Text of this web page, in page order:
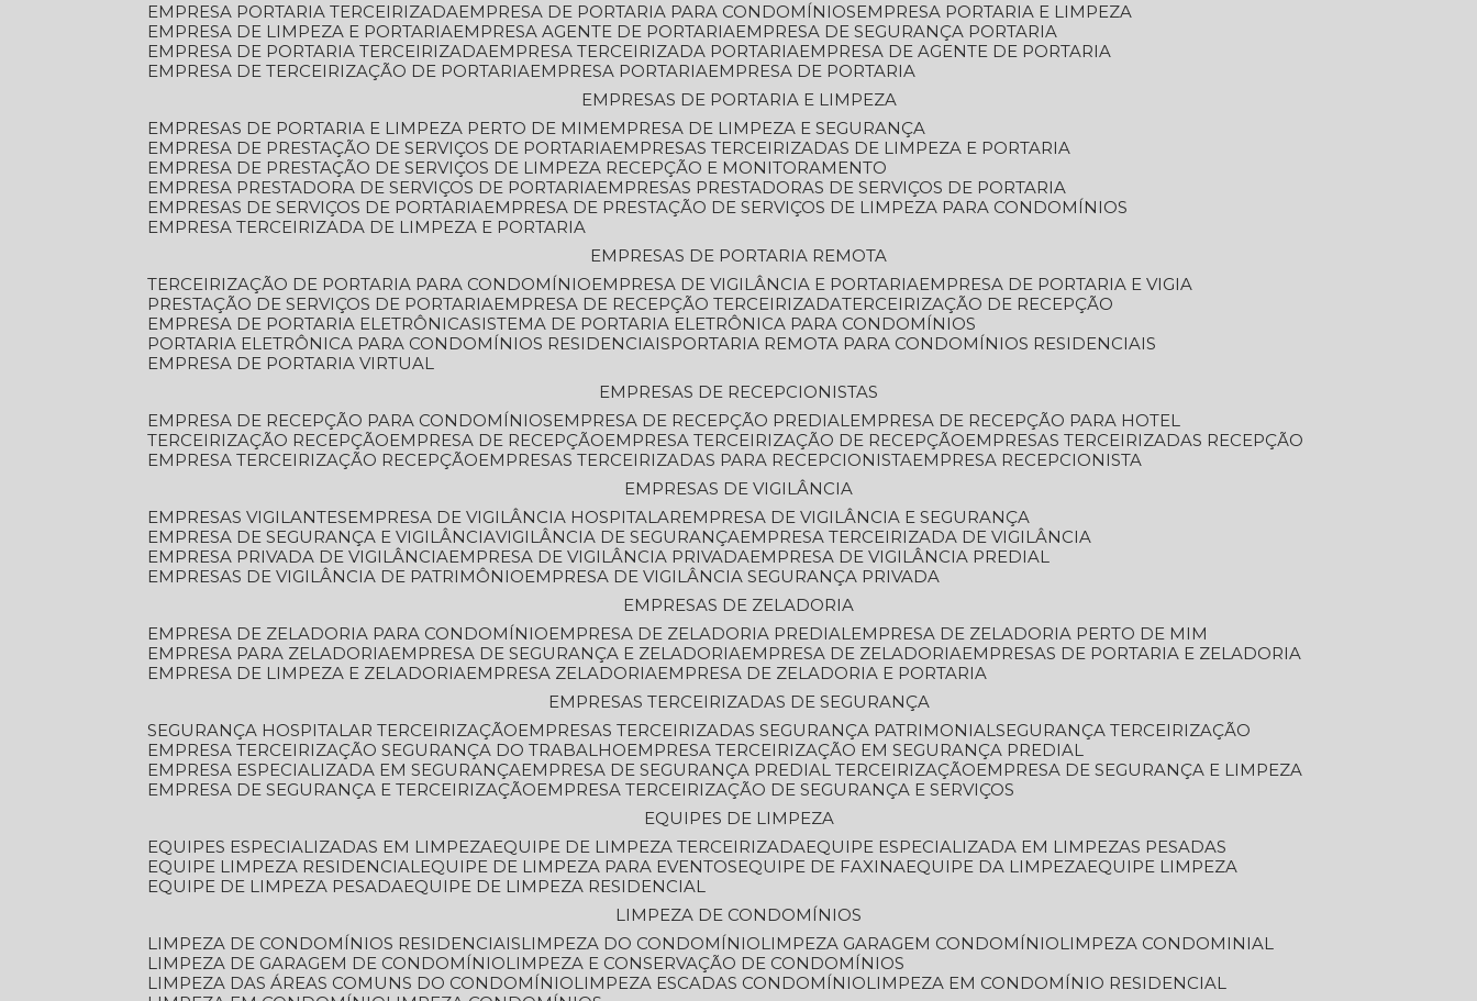
EMPRESA PORTARIA TERCEIRIZADA
EMPRESA DE PORTARIA PARA CONDOMÍNIOS
EMPRESA PORTARIA E LIMPEZA
EMPRESA DE LIMPEZA E PORTARIA
EMPRESA AGENTE DE PORTARIA
EMPRESA DE SEGURANÇA PORTARIA
EMPRESA DE PORTARIA TERCEIRIZADA
EMPRESA TERCEIRIZADA PORTARIA
EMPRESA DE AGENTE DE PORTARIA
EMPRESA DE TERCEIRIZAÇÃO DE PORTARIA
EMPRESA PORTARIA
EMPRESA DE PORTARIA
EMPRESAS DE PORTARIA E LIMPEZA
EMPRESAS DE PORTARIA E LIMPEZA PERTO DE MIM
EMPRESA DE LIMPEZA E SEGURANÇA
EMPRESA DE PRESTAÇÃO DE SERVIÇOS DE PORTARIA
EMPRESAS TERCEIRIZADAS DE LIMPEZA E PORTARIA
EMPRESA DE PRESTAÇÃO DE SERVIÇOS DE LIMPEZA RECEPÇÃO E MONITORAMENTO
EMPRESA PRESTADORA DE SERVIÇOS DE PORTARIA
EMPRESAS PRESTADORAS DE SERVIÇOS DE PORTARIA
EMPRESAS DE SERVIÇOS DE PORTARIA
EMPRESA DE PRESTAÇÃO DE SERVIÇOS DE LIMPEZA PARA CONDOMÍNIOS
EMPRESA TERCEIRIZADA DE LIMPEZA E PORTARIA
EMPRESAS DE PORTARIA REMOTA
TERCEIRIZAÇÃO DE PORTARIA PARA CONDOMÍNIO
EMPRESA DE VIGILÂNCIA E PORTARIA
EMPRESA DE PORTARIA E VIGIA
PRESTAÇÃO DE SERVIÇOS DE PORTARIA
EMPRESA DE RECEPÇÃO TERCEIRIZADA TERCEIRIZAÇÃO DE RECEPÇÃO
EMPRESA DE PORTARIA ELETRÔNICA SISTEMA DE PORTARIA ELETRÔNICA PARA CONDOMÍNIOS
PORTARIA ELETRÔNICA PARA CONDOMÍNIOS RESIDENCIAIS
PORTARIA REMOTA PARA CONDOMÍNIOS RESIDENCIAIS
EMPRESA DE PORTARIA VIRTUAL
EMPRESAS DE RECEPCIONISTAS
EMPRESA DE RECEPÇÃO PARA CONDOMÍNIOS
EMPRESA DE RECEPÇÃO PREDIAL
EMPRESA DE RECEPÇÃO PARA HOTEL
TERCEIRIZAÇÃO RECEPÇÃO
EMPRESA DE RECEPÇÃO EMPRESA TERCEIRIZAÇÃO DE RECEPÇÃO
EMPRESAS TERCEIRIZADAS RECEPÇÃO
EMPRESA TERCEIRIZAÇÃO RECEPÇÃO
EMPRESAS TERCEIRIZADAS PARA RECEPCIONISTA
EMPRESA RECEPCIONISTA
EMPRESAS DE VIGILÂNCIA
EMPRESAS VIGILANTES
EMPRESA DE VIGILÂNCIA HOSPITALAR
EMPRESA DE VIGILÂNCIA E SEGURANÇA
EMPRESA DE SEGURANÇA E VIGILÂNCIA VIGILÂNCIA DE SEGURANÇA
EMPRESA TERCEIRIZADA DE VIGILÂNCIA
EMPRESA PRIVADA DE VIGILÂNCIA
EMPRESA DE VIGILÂNCIA PRIVADA
EMPRESA DE VIGILÂNCIA PREDIAL
EMPRESAS DE VIGILÂNCIA DE PATRIMÔNIO
EMPRESA DE VIGILÂNCIA SEGURANÇA PRIVADA
EMPRESAS DE ZELADORIA
EMPRESA DE ZELADORIA PARA CONDOMÍNIO
EMPRESA DE ZELADORIA PREDIAL
EMPRESA DE ZELADORIA PERTO DE MIM
EMPRESA PARA ZELADORIA
EMPRESA DE SEGURANÇA E ZELADORIA EMPRESA DE ZELADORIA
EMPRESAS DE PORTARIA E ZELADORIA
EMPRESA DE LIMPEZA E ZELADORIA
EMPRESA ZELADORIA
EMPRESA DE ZELADORIA E PORTARIA
EMPRESAS TERCEIRIZADAS DE SEGURANÇA
SEGURANÇA HOSPITALAR TERCEIRIZAÇÃO
EMPRESAS TERCEIRIZADAS SEGURANÇA PATRIMONIAL SEGURANÇA TERCEIRIZAÇÃO
EMPRESA TERCEIRIZAÇÃO SEGURANÇA DO TRABALHO
EMPRESA TERCEIRIZAÇÃO EM SEGURANÇA PREDIAL
EMPRESA ESPECIALIZADA EM SEGURANÇA
EMPRESA DE SEGURANÇA PREDIAL TERCEIRIZAÇÃO
EMPRESA DE SEGURANÇA E LIMPEZA
EMPRESA DE SEGURANÇA E TERCEIRIZAÇÃO
EMPRESA TERCEIRIZAÇÃO DE SEGURANÇA E SERVIÇOS
EQUIPES DE LIMPEZA
EQUIPES ESPECIALIZADAS EM LIMPEZA EQUIPE DE LIMPEZA TERCEIRIZADA EQUIPE ESPECIALIZADA EM LIMPEZAS PESADAS
EQUIPE LIMPEZA RESIDENCIAL EQUIPE DE LIMPEZA PARA EVENTOS EQUIPE DE FAXINA EQUIPE DA LIMPEZA EQUIPE LIMPEZA
EQUIPE DE LIMPEZA PESADA EQUIPE DE LIMPEZA RESIDENCIAL
LIMPEZA DE CONDOMÍNIOS
LIMPEZA DE CONDOMÍNIOS RESIDENCIAIS
LIMPEZA DO CONDOMÍNIO LIMPEZA GARAGEM CONDOMÍNIO
LIMPEZA CONDOMINIAL
LIMPEZA DE GARAGEM DE CONDOMÍNIO
LIMPEZA E CONSERVAÇÃO DE CONDOMÍNIOS
LIMPEZA DAS ÁREAS COMUNS DO CONDOMÍNIO
LIMPEZA ESCADAS CONDOMÍNIO
LIMPEZA EM CONDOMÍNIO RESIDENCIAL